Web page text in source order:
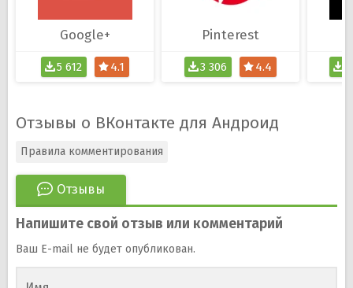
Google+
5 612 4.1
Pinterest
3 306 4.4
Отзывы о ВКонтакте для Андроид
Отзывы
Правила комментирования
Напишите свой отзыв или комментарий
Ваш E-mail не будет опубликован.